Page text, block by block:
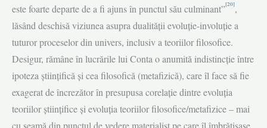
este foarte departe de a fi ajuns în punctul său culminant”[20],
lăsând deschisă viziunea asupra dualității evoluție-involuție a
tuturor proceselor din univers, inclusiv a teoriilor filosofice.
Desigur, rămâne în lucrările lui Conta o anumită indistincție între
ipoteza științifică și cea filosofică (meta­fizică), care îl face să fie
exagerat de încrezător în presupusa corelație dintre evoluția
teoriilor științifice și evoluția teoriilor filosofice/metafizice – mai
cu seamă din punctul de vedere materialist pe care îl îmbrățișase